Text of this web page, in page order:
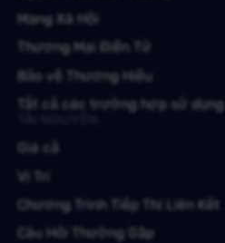
Mạng Xã Hội
Thương Mại Điện Tử
Bảo vệ Thương Hiệu
Tất cả các trường hợp sử dụng
Giá cả
Vị Trí
Chương Trình Tiếp Thị Liên Kết
Câu Hỏi Thường Gặp